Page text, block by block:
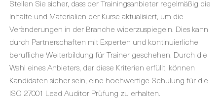
Stellen Sie sicher, dass der Trainingsanbieter regelmäßig die
Inhalte und Materialien der Kurse aktualisiert, um die
Veränderungen in der Branche widerzuspiegeln. Dies kann
durch Partnerschaften mit Experten und kontinuierliche
berufliche Weiterbildung für Trainer geschehen. Durch die
Wahl eines Anbieters, der diese Kriterien erfüllt, können
Kandidaten sicher sein, eine hochwertige Schulung für die
ISO 27001 Lead Auditor Prüfung zu erhalten.